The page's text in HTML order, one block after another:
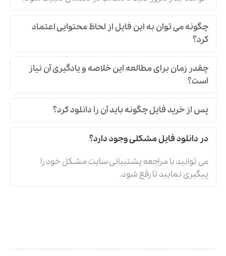
چگونه می توان به این فایل از لحاظ محتوایی اعتماد
کرد؟
چقدر زمان برای مطالعه این خلاصه و یادگیری آن نیاز
است؟
پس از خرید فایل چگونه باید آن را دانلود کرد؟
در دانلود فایل مشکلی وجود دارد؟
می توانید با مراجعه پشتیبانی سایت مشکل خود را
پیگیری نمایید تا رفع شود.